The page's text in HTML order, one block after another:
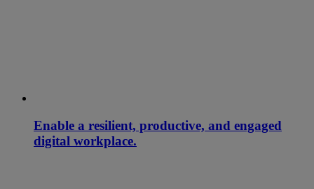
Enable a resilient, productive, and engaged
digital workplace.